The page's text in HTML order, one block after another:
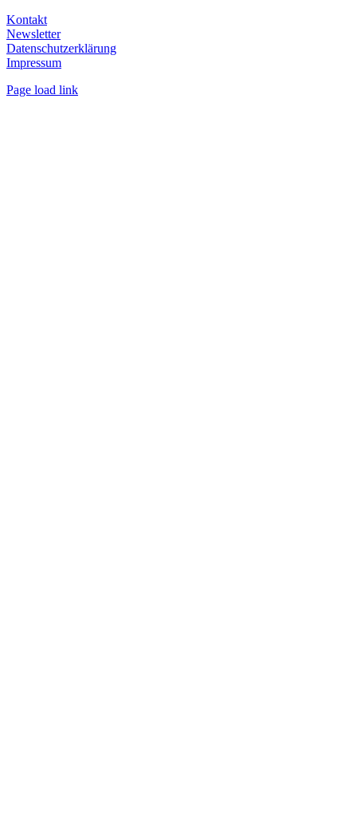
Kontakt
Newsletter
Datenschutzerklärung
Impressum
Page load link